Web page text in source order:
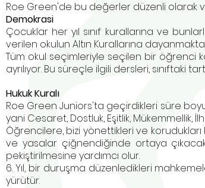
Roe Green'de bu değerler düzenli olarak
Demokrasi
Çocuklar her yıl sınıf kurallarına ve
verilen okulun Altın Kurallarına
Tüm okul seçimleriyle seçilen bir öğrenci
ayrılıyor. Bu süreçle ilgili dersleri, sınıftaki
Hukuk Kuralı
Roe Green Juniors'ta geçirdikleri süre
yani Cesaret, Dostluk, Eşitlik, Mükemmellik,
Öğrencilere, bizi yönettikleri ve
ve yasalar çiğnendiğinde ortaya
pekiştirilmesine yardımcı olur.
6. Yıl, bir duruşma düzenledikleri
yürütür.